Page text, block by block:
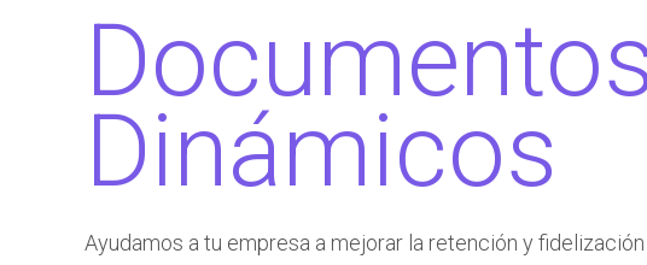
Dinámicos
Ayudamos a tu empresa a mejorar la retención y